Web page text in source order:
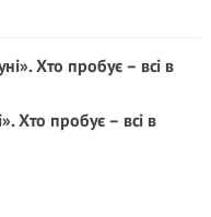
Хто пробує – всі в